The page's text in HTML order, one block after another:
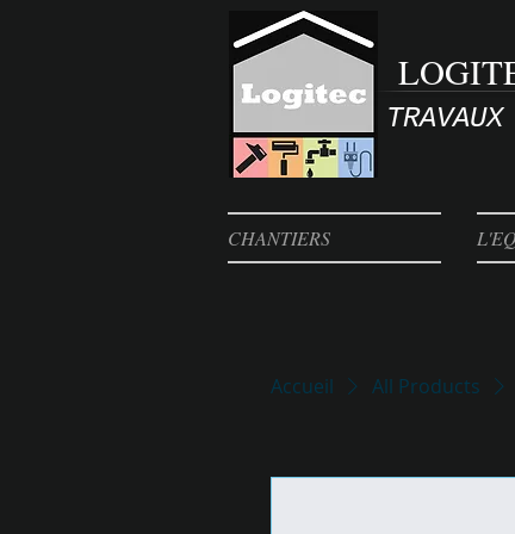
CHANTIERS
Accueil All Products